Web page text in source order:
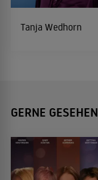
Tanja Wedhorn
GERNE GESEHEN